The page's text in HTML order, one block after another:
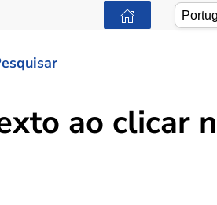
ao clicar